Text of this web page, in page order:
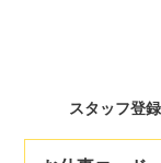
スタッフ登